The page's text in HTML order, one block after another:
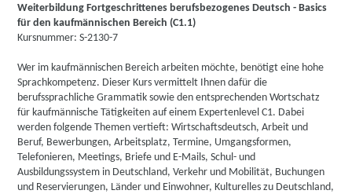
Weiterbildung Fortgeschrittenes berufsbezogenes Deutsch - Basics
für den kaufmännischen Bereich (C1.1)
Kursnummer: S-2130-7
Wer im kaufmännischen Bereich arbeiten möchte, benötigt eine hohe
Sprachkompetenz. Dieser Kurs vermittelt Ihnen dafür die
berufssprachliche Grammatik sowie den entsprechenden Wortschatz
für kaufmännische Tätigkeiten auf einem Expertenlevel C1. Dabei
werden folgende Themen vertieft: Wirtschaftsdeutsch, Arbeit und
Beruf, Bewerbungen, Arbeitsplatz, Termine, Umgangsformen,
Telefonieren, Meetings, Briefe und E-Mails, Schul- und
Ausbildungssystem in Deutschland, Verkehr und Mobilität, Buchungen
und Reservierungen, Länder und Einwohner, Kulturelles zu Deutschland,